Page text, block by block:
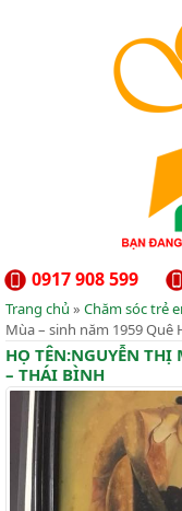
0917 908 599
Trang chủ » Chăm sóc trẻ
Mùa – sinh năm 1959 Quê
HỌ TÊN:NGUYỄN
– THÁI BÌNH